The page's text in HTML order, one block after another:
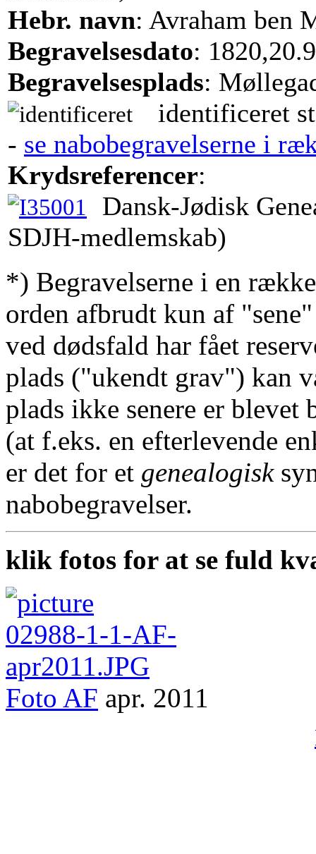
Hebr. navn: Avraham ben
Begravelsesdato: 1820,20.9
Begravelsesplads:
identificeret
- se nabobegravelserne i
Krydsreferencer:
Dansk-Jødisk
SDJH-medlemskab)
*) Begravelserne i en
orden afbrudt kun af
ved dødsfald har fået
plads ("ukendt grav") kan
plads ikke senere er
(at f.eks. en efterlevende
er det for et genealogisk
nabobegravelser.
klik fotos for at se fuld
Foto AF apr. 2011